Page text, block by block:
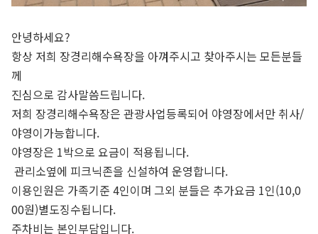
안녕하세요?
항상 저희 장경리해수욕장을 아껴주시고 찾아주시는 모든분들
께
진심으로 감사말씀드립니다.
저희 장경리해수욕장은 관광사업등록되어 야영장에서만 취사/
야영이가능합니다.
야영장은 1박으로 요금이 적용됩니다.
관리소옆에 피크닉존을 신설하여 운영합니다.
이용인원은 가족기준 4인이며 그외 분들은 추가요금 1인(10,0
00원)별도징수됩니다.
주차비는 본인부담입니다.